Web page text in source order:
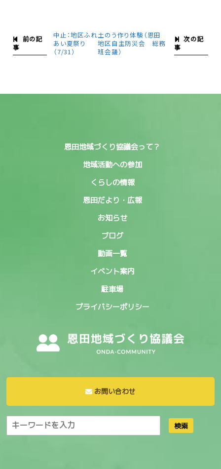
前の記
事
中止：地区ふれ
あい夏祭り
（7/31）
次の記
事
土のう作り体験（恩田
地区自主防災会 総務
班会議）
恩田地域づくり協議会って？
地域活動への参加
くらしの情報
恩田だより・広報
お知らせ
ブログ
動画一覧
イベント案内
駐車場
プライバシーポリシー
お問い合わせ
検索